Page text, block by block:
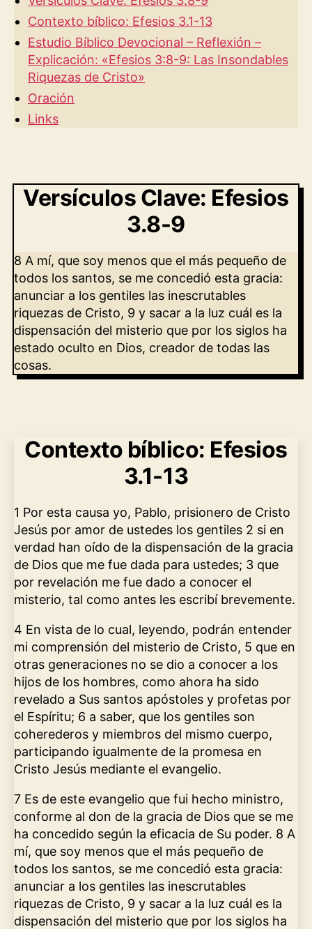
Contexto bíblico: Efesios 3.1-13
Estudio Bíblico Devocional – Reflexión –
Explicación: «Efesios 3:8-9: Las Insondables
Riquezas de Cristo»
Oración
Links
Versículos Clave: Efesios
3.8-9
8 A mí, que soy menos que el más pequeño de
todos los santos, se me concedió esta gracia:
anunciar a los gentiles las inescrutables
riquezas de Cristo, 9 y sacar a la luz cuál es la
dispensación del misterio que por los siglos ha
estado oculto en Dios, creador de todas las
cosas.
Contexto bíblico: Efesios
3.1-13
1 Por esta causa yo, Pablo, prisionero de Cristo
Jesús por amor de ustedes los gentiles 2 si en
verdad han oído de la dispensación de la gracia
de Dios que me fue dada para ustedes; 3 que
por revelación me fue dado a conocer el
misterio, tal como antes les escribí brevemente.
4 En vista de lo cual, leyendo, podrán entender
mi comprensión del misterio de Cristo, 5 que en
otras generaciones no se dio a conocer a los
hijos de los hombres, como ahora ha sido
revelado a Sus santos apóstoles y profetas por
el Espíritu; 6 a saber, que los gentiles son
coherederos y miembros del mismo cuerpo,
participando igualmente de la promesa en
Cristo Jesús mediante el evangelio.
7 Es de este evangelio que fui hecho ministro,
conforme al don de la gracia de Dios que se me
ha concedido según la eficacia de Su poder. 8 A
mí, que soy menos que el más pequeño de
todos los santos, se me concedió esta gracia:
anunciar a los gentiles las inescrutables
riquezas de Cristo, 9 y sacar a la luz cuál es la
dispensación del misterio que por los siglos ha